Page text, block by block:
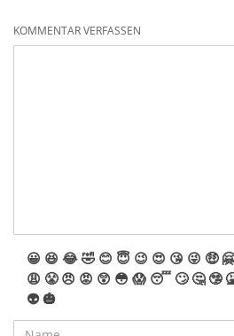
KOMMENTAR VERFASSEN
😀 😆 😂🤣 😊 😇 😉 😍 😘 😜 🤑 🤗
😩 😤 😠 😡 😲 😳 😱 😴 🙄 🤔 🤥
👽 🎃